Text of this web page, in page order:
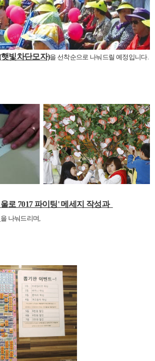
빛차단모자)을 선착순으로 나눠드릴 예정입니다.
로 7017 파이팅' 메세지 작성과
을 나눠드리며,